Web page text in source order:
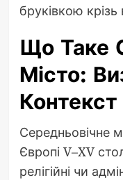
бруківкою крізь
Що Таке
Місто:
Контекст
Середньовічне
Європі V–XV
релігійні чи